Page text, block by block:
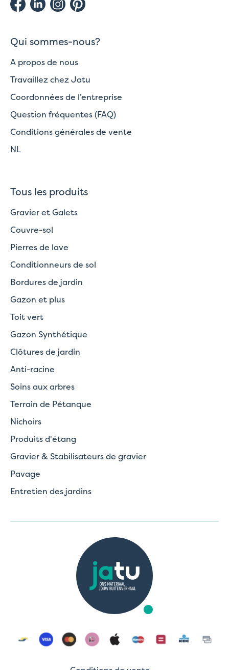
Qui sommes-nous?
A propos de nous
Travaillez chez Jatu
Coordonnées de l’entreprise
Question fréquentes (FAQ)
Conditions générales de vente
NL
Tous les produits
Gravier et Galets
Couvre-sol
Pierres de lave
Conditionneurs de sol
Bordures de jardin
Gazon et plus
Toit vert
Gazon Synthétique
Clôtures de jardin
Anti-racine
Soins aux arbres
Terrain de Pétanque
Nichoirs
Produits d'étang
Gravier & Stabilisateurs de gravier
Pavage
Entretien des jardins